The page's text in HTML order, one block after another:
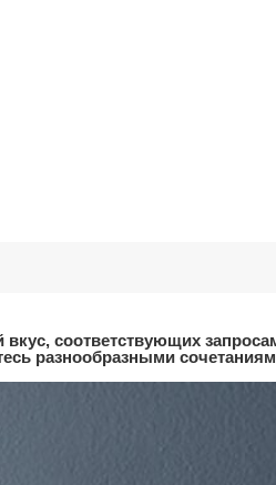
соответствующих
разнообразными